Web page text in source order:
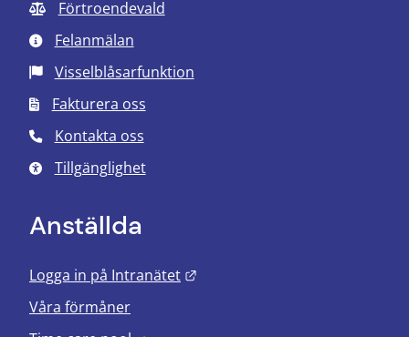
Förtroendevald
Felanmälan
Visselblåsarfunktion
Fakturera oss
Kontakta oss
Tillgänglighet
Anställda
Logga in på Intranätet
Våra förmåner